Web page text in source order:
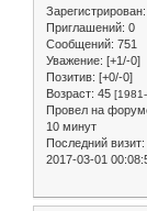
Зарегистрирован
Приглашений: 0
Сообщений: 751
Уважение: [+1/-0]
Позитив: [+0/-0]
Возраст: 45
Провел на
10 минут
Последний визит:
2017-03-01